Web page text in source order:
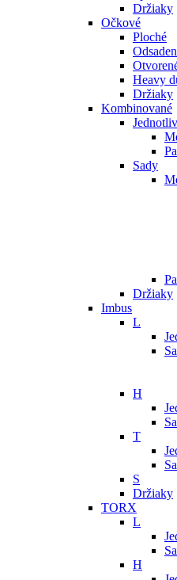
Držiaky
Očkové
Ploché
Heavy
Držiaky
Kombinované
Sady
Držiaky
Imbus
L
H
T
S
Držiaky
TORX
L
H